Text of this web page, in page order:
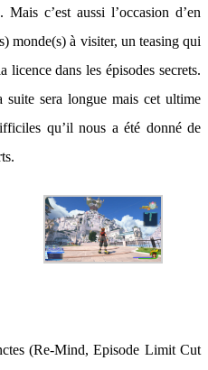
c’est aussi l’occasion d’en
monde(s) à visiter, un teasing qui
licence dans les épisodes secrets.
suite sera longue mais cet ultime
qu’il nous a été donné de
(Re-Mind, Episode Limit Cut